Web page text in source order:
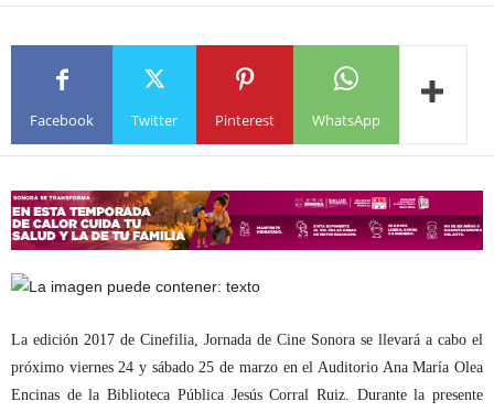
Facebook Twitter Pinterest WhatsApp
La edición 2017 de Cinefilia, Jornada de Cine Sonora se llevará a cabo el
próximo viernes 24 y sábado 25 de marzo en el Auditorio Ana María Olea
Encinas de la Biblioteca Pública Jesús Corral Ruiz. Durante la presente